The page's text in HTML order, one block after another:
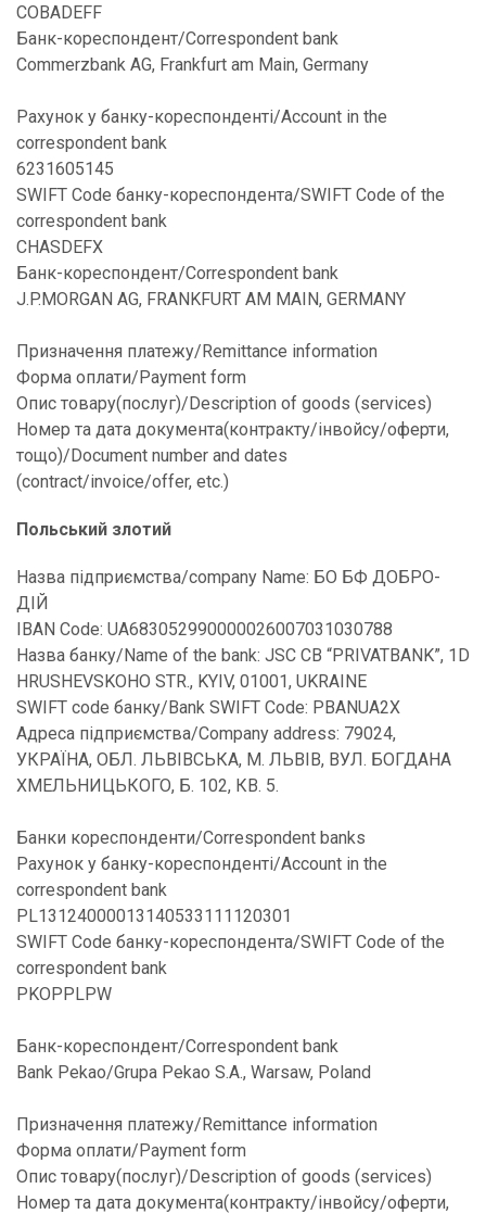
COBADEFF
Банк-кореспондент/Correspondent bank
Commerzbank AG, Frankfurt am Main, Germany
Рахунок у банку-кореспонденті/Account in the
correspondent bank
6231605145
SWIFT Code банку-кореспондента/SWIFT Code of the
correspondent bank
CHASDEFX
Банк-кореспондент/Correspondent bank
J.P.MORGAN AG, FRANKFURT AM MAIN, GERMANY
Призначення платежу/Remittance information
Форма оплати/Payment form
Опис товару(послуг)/Description of goods (services)
Номер та дата документа(контракту/інвойсу/оферти,
тощо)/Document number and dates
(contract/invoice/offer, etc.)
Польський злотий
Назва підприємства/company Name: БО БФ ДОБРО-
ДІЙ
IBAN Code: UA683052990000026007031030788
Назва банку/Name of the bank: JSC CB “PRIVATBANK”, 1D
HRUSHEVSKOHO STR., KYIV, 01001, UKRAINE
SWIFT code банку/Bank SWIFT Code: PBANUA2X
Адреса підприємства/Company address: 79024,
УКРАЇНА, ОБЛ. ЛЬВІВСЬКА, М. ЛЬВІВ, ВУЛ. БОГДАНА
ХМЕЛЬНИЦЬКОГО, Б. 102, КВ. 5.
Банки кореспонденти/Correspondent banks
Рахунок у банку-кореспонденті/Account in the
correspondent bank
PL13124000013140533111120301
SWIFT Code банку-кореспондента/SWIFT Code of the
correspondent bank
PKOPPLPW
Банк-кореспондент/Correspondent bank
Bank Pekao/Grupa Pekao S.A., Warsaw, Poland
Призначення платежу/Remittance information
Форма оплати/Payment form
Опис товару(послуг)/Description of goods (services)
Номер та дата документа(контракту/інвойсу/оферти,